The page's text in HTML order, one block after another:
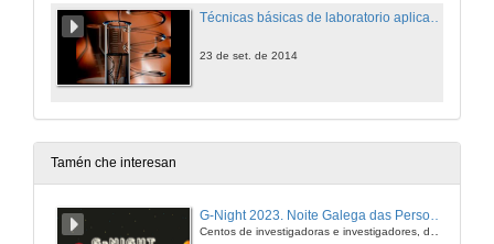
Técnicas básicas de laboratorio aplicadas á bioloxía
23 de set. de 2014
Tamén che interesan
Centos de investigadoras e investigadores, decenas de actividades e sete cidades